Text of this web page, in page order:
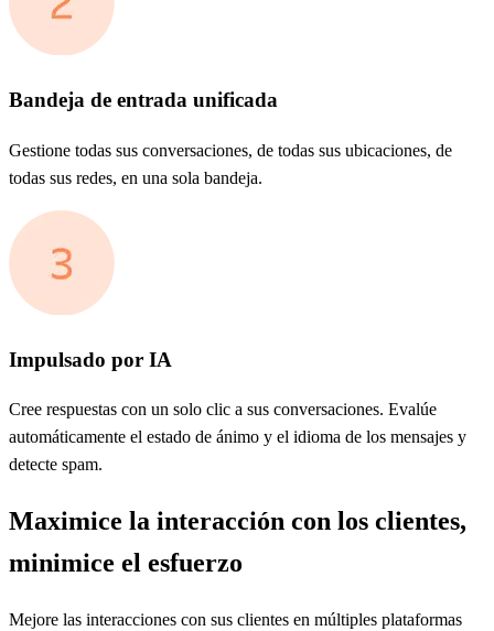
Bandeja de entrada unificada
Gestione todas sus conversaciones, de todas sus ubicaciones, de
todas sus redes, en una sola bandeja.
Impulsado por IA
Cree respuestas con un solo clic a sus conversaciones. Evalúe
automáticamente el estado de ánimo y el idioma de los mensajes y
detecte spam.
Maximice la interacción con los clientes,
minimice el esfuerzo
Mejore las interacciones con sus clientes en múltiples plataformas